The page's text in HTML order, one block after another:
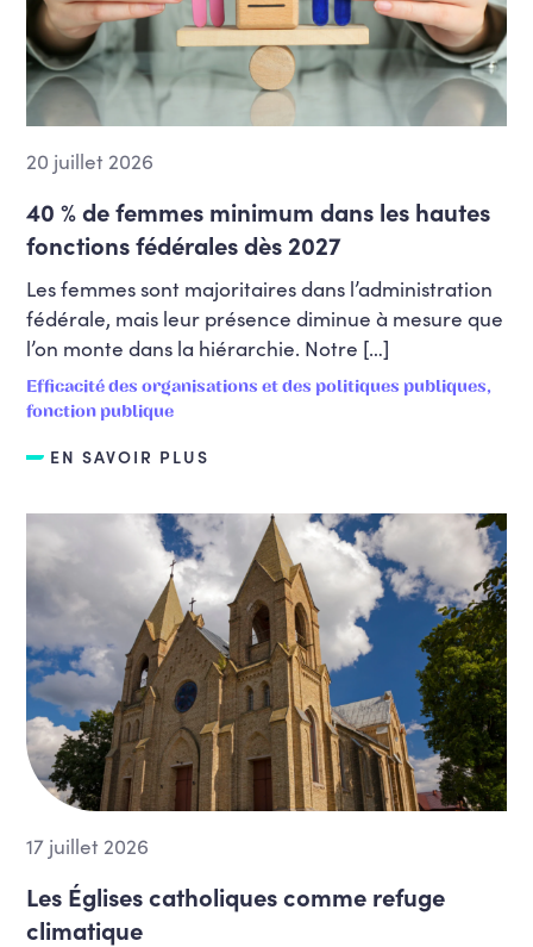
20 juillet 2026
40 % de femmes minimum dans les hautes
fonctions fédérales dès 2027
Les femmes sont majoritaires dans l’administration
fédérale, mais leur présence diminue à mesure que
l’on monte dans la hiérarchie. Notre […]
Efficacité des organisations et des politiques publiques,
fonction publique
EN SAVOIR PLUS
17 juillet 2026
Les Églises catholiques comme refuge
climatique